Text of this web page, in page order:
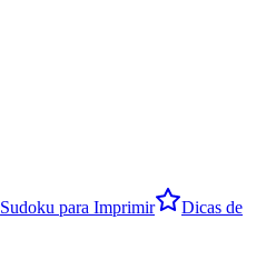
Sudoku para Imprimir
Dicas de